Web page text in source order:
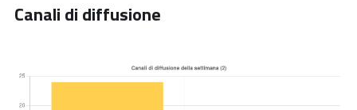
Canali di diffusione